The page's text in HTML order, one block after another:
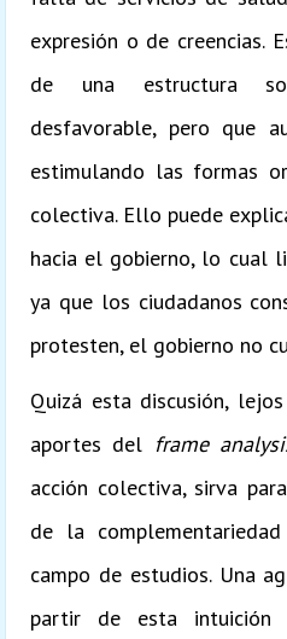
expresión o de creencias.
de una estructura
desfavorable, pero que
estimulando las formas
colectiva. Ello puede
hacia el gobierno, lo cual
ya que los ciudadanos
protesten, el gobierno no
Quizá esta discusión,
aportes del frame
acción colectiva, sirva
de la
campo de estudios. Una
partir de esta intuición